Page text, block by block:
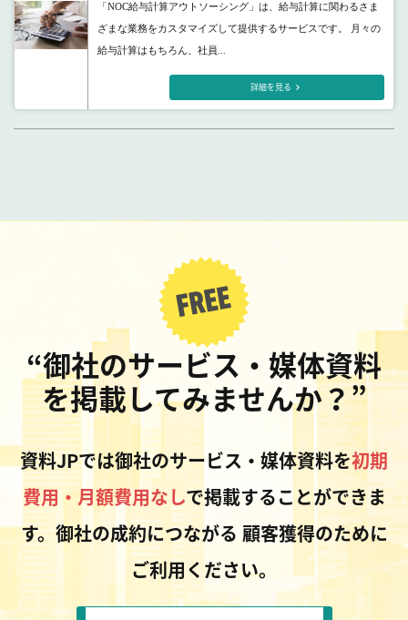
「NOC給与計算アウトソーシング」は、給与計算に関わるさま
ざまな業務をカスタマイズして提供するサービスです。 月々の
給与計算はもちろん、社員...
詳細を見る
“御社のサービス・媒体資料
を掲載してみませんか？”
資料JPでは御社のサービス・媒体資料を初期
費用・月額費用なしで掲載することができま
す。御社の成約につながる 顧客獲得のために
ご利用ください。